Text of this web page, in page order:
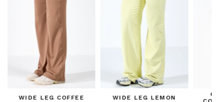
WIDE LEG COFFEE WIDE LEG LEMON